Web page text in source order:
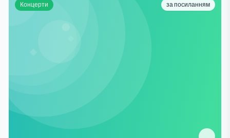
Концерти за посиланням